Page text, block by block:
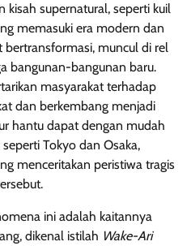
supernatural, seperti kuil
memasuki era modern dan
bertransformasi, muncul di rel
bangunan-bangunan baru.
masyarakat terhadap
dan berkembang menjadi
hantu dapat dengan mudah
Tokyo dan Osaka,
menceritakan peristiwa tragis
ini adalah kaitannya
dikenal istilah Wake-Ari